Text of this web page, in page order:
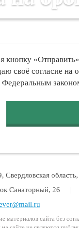
кнопку
своё согласие на
Федеральным
Свердловская
Санаторный, 26
|
материалов сайта без